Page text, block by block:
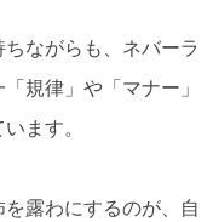
ながらも、ネバーラ
規律」や「マナー」
ます。
露わにするのが、自